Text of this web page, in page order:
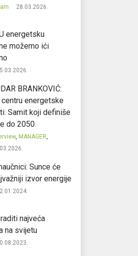
28.03.2026.
energetsku
možemo ići
BRANKOVIĆ:
centru energetske
Samit koji definiše
do 2050.
, MANAGER,
Sunce će
izvor energije
najveća
na svijetu